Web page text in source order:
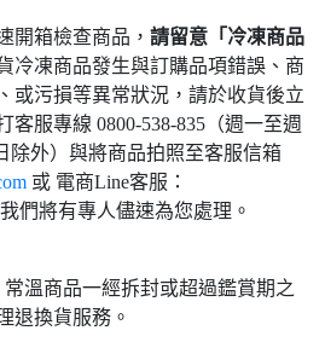
開箱檢查商品， 請留意「冷凍商品
冷凍商品發生與訂購品項錯誤、商
或污損等異常狀況，請於收貨後立
客服專線 0800-538-835（週一至週
除外）與將商品拍照至客服信箱
或 電商Line客服：
我們將有專人儘速為您處理。
溫商品一經拆封或超過鑑賞期之
退換貨服務。